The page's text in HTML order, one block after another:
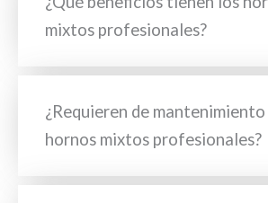
mixtos profesionales?
¿Requieren de
hornos mixtos profesionales?